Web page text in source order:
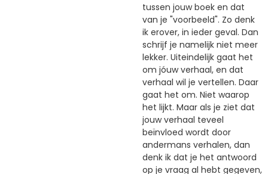
tussen jouw boek en dat
van je "voorbeeld". Zo denk
ik erover, in ieder geval. Dan
schrijf je namelijk niet meer
lekker. Uiteindelijk gaat het
om jóuw verhaal, en dat
verhaal wil je vertellen. Daar
gaat het om. Niet waarop
het lijkt. Maar als je ziet dat
jouw verhaal teveel
beïnvloed wordt door
andermans verhalen, dan
denk ik dat je het antwoord
op je vraag al hebt gegeven,